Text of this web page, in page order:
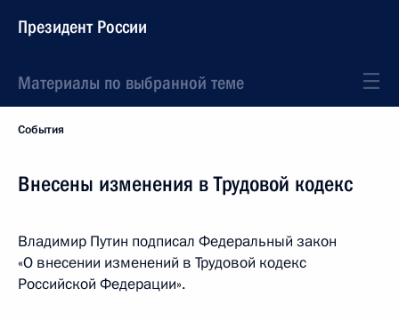
Президент России
Материалы по выбранной теме
События
Внесены изменения в Трудовой кодекс
Владимир Путин подписал Федеральный закон
«О внесении изменений в Трудовой кодекс
Российской Федерации».